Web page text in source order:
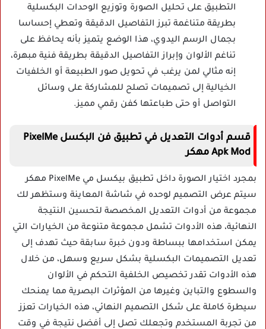
التطبيق على تحليل الصورة وتوزيع الوحدات البكسلية
بطريقة متناغمة تبرز التفاصيل الدقيقة وتعطي إحساسا
بجمال الرسم اليدوي، هذا الوضع يتميز بأنه يحافظ على
تناغم الألوان وإبراز التفاصيل الدقيقة بطريقة فنية مبهرة،
إنه مثالي لمن يرغب في تحويل صور الطبيعة أو الخلفيات
الخيالية إلى تصميمات تصلح للمشاركة على وسائل
التواصل أو حتى طباعتها كفن رقمي مميز.
قسم أدوات التعديل في تطبيق فن البكسل PixelMe
Apk Mod مهكر
بمجرد اختيار الصورة داخل تطبيق بيكسل مي PixelMe مهكر
سيتم عرض التصميم لوحده في شاشة المعاينة وستظهر لك
مجموعة من أدوات التعديل المخصصة لتحسين النتيجة
النهائية، هذه الأدوات تشمل مجموعة متنوعة من الخيارات التي
يمكن استخدامها ببساطة ودون خبرة سابقة حيث تهدف إلى
تعديل التصميمات البكسلية بشكل سريع وسهل، من خلال
هذه الأدوات تقدر تخصيص الخلفية التحكم في الألوان
والسطوع والتباين وغيرها من المؤثرات البصرية مما يمنحك
سيطرة كاملة على شكل التصميم النهائي، هذه الخيارات تعزز
من تجربة المستخدم وتجعلك تصل إلى أفضل نتيجة في وقت